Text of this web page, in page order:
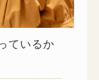
ているか